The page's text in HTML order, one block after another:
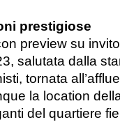
prestigiose
preview su
salutata dalla
tornata
la location
del quartiere